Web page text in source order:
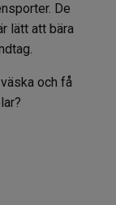
De
lätt att bära
och få